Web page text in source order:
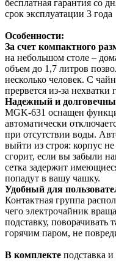
бесплатная гарантия со
срок эксплуатации 3 года
Особенности:
За счет компактного
на небольшом столе –
объем до 1,7 литров
несколько человек. С
прервется из-за нехватки
Надежный и
MGK-631 оснащен
автоматически
при отсутствии воды.
выйти из строя: корпус не
сгорит, если вы забыли
сетка задержит
попадут в вашу чашку.
Удобный для
Контактная группа
чего электрочайник
подставку, поворачивать
горячим паром, не
В комплекте подставка